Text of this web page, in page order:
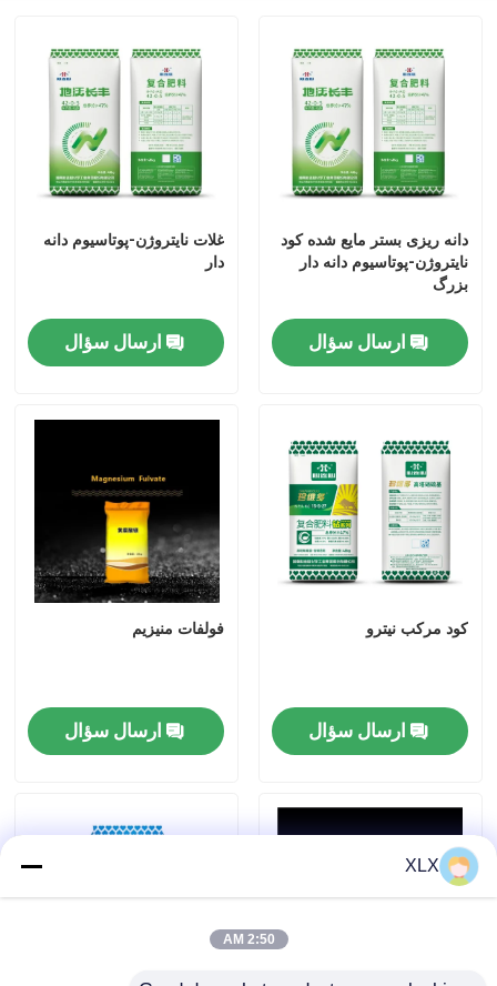
دانه ریزی بستر مایع شده کود
نایتروژن-پوتاسیوم دانه دار
بزرگ
ارسال سؤال
غلات نایتروژن-پوتاسیوم دانه
دار
ارسال سؤال
کود مرکب نیترو
ارسال سؤال
فولفات منیزیم
ارسال سؤال
XLX
2:50 AM